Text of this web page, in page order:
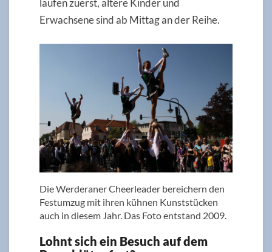
laufen zuerst, ältere Kinder und
Erwachsene sind ab Mittag an der Reihe.
Die Werderaner Cheerleader bereichern den
Festumzug mit ihren kühnen Kunststücken
auch in diesem Jahr. Das Foto entstand 2009.
Lohnt sich ein Besuch auf dem